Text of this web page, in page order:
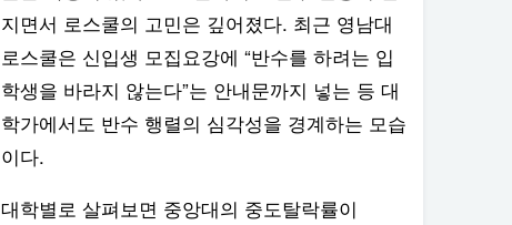
지면서 로스쿨의 고민은 깊어졌다. 최근 영남대
로스쿨은 신입생 모집요강에 “반수를 하려는 입
학생을 바라지 않는다”는 안내문까지 넣는 등 대
학가에서도 반수 행렬의 심각성을 경계하는 모습
이다.
대학별로 살펴보면 중앙대의 중도탈락률이